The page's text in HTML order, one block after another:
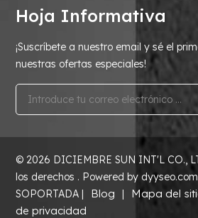
Hoja Informativa
¡Suscríbete a nuestro email y sé el
nuestras ofertas especiales!
© 2026 DICIEMBRE SUN INT'L CO.,
los derechos . Powered by dyyseo.com
SOPORTADA |
Blog | Mapa del
de privacidad